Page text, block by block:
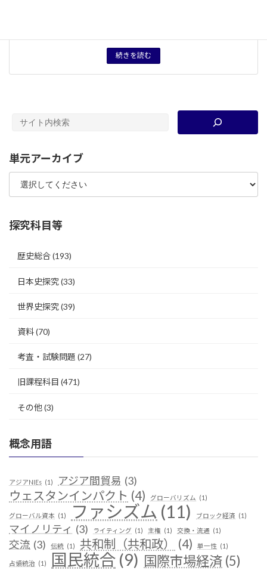
続きを読む
単元アーカイブ
探究科目等
歴史総合(193)
日本史探究(33)
世界史探究(39)
資料(70)
考査・試験問題 (27)
旧課程科目 (471)
その他(3)
概念用語
アジアNIEs (1) アジア間貿易 (3)
ウェスタンインパクト (4) グローバリズム (1)
グローバル資本 (1) ファシズム (11) ブロック経済 (1)
マイノリティ (3) ライティング (1) 主権 (1) 交換・流通 (1)
交流 (3) 伝統 (1) 共和制（共和政） (4) 単一性 (1)
占領統治 (1) 国民統合 (9) 国際市場経済 (5)